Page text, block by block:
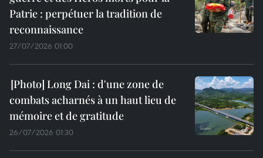
Patrie : perpétuer la tradition de
reconnaissance
27/07/2026 01:00
Long Dai : d'une zone de
combats acharnés à un haut lieu de
mémoire et de gratitude
26/07/2026 01:30